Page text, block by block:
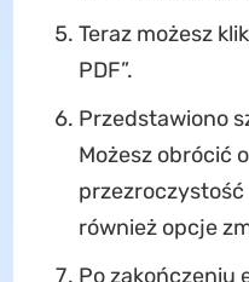
Teraz możesz
PDF”.
Przedstawiono
Możesz obrócić
przezroczystość
również opcje
Po zakończeniu